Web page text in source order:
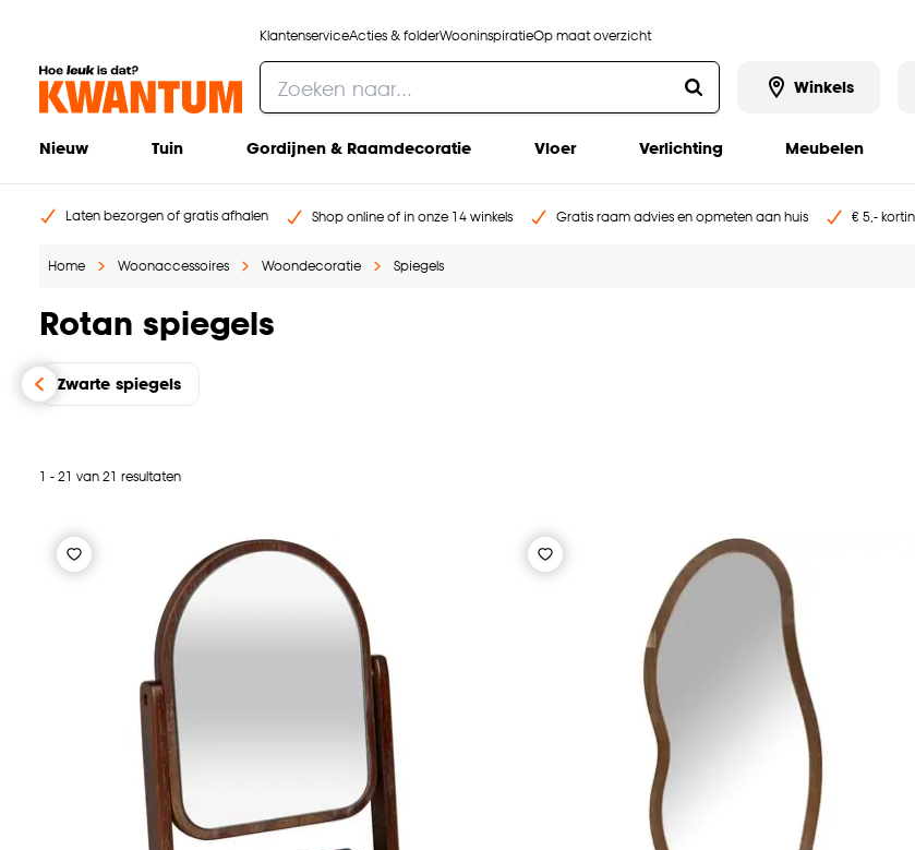
KlantenserviceActies & folderWooninspiratieOp maat overzicht
Winkels
Nieuw Tuin Gordijnen & Raamdecoratie Vloer Verlichting Meubelen
Laten bezorgen of gratis afhalen Shop online of in onze 14 winkels Gratis raam advies en opmeten aan huis € 5,-
Home Woonaccessoires Woondecoratie Spiegels
Rotan spiegels
Zwarte spiegels
1 - 21 van 21 resultaten